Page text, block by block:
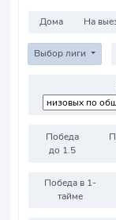
Дома На
Выбор лиги
Победа
до 1.5
Победа в 1-
тайме